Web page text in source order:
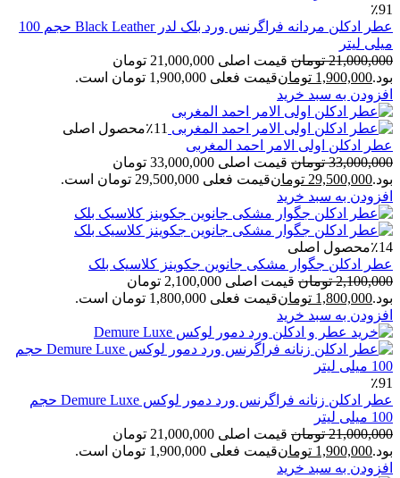
٪91
عطر ادکلن مردانه فراگرنس ورد بلک لدر Black Leather حجم 100
میلی لیتر
21,000,000 تومان
قیمت اصلی 21,000,000 تومان
بود.1,900,000 تومانقیمت فعلی 1,900,000 تومان است.
افزودن به سبد خرید
٪11محصول اصلی
عطر ادکلن اولی الامر احمد المغربی
33,000,000 تومان
قیمت اصلی 33,000,000 تومان
بود.29,500,000 تومانقیمت فعلی 29,500,000 تومان است.
افزودن به سبد خرید
٪14محصول اصلی
عطر ادکلن جگوار مشکی جانوین جکوینز کلاسیک بلک
2,100,000 تومان
قیمت اصلی 2,100,000 تومان
بود.1,800,000 تومانقیمت فعلی 1,800,000 تومان است.
افزودن به سبد خرید
٪91
عطر ادکلن زنانه فراگرنس ورد دمور لوکس Demure Luxe حجم
100 میلی لیتر
21,000,000 تومان
قیمت اصلی 21,000,000 تومان
بود.1,900,000 تومانقیمت فعلی 1,900,000 تومان است.
افزودن به سبد خرید